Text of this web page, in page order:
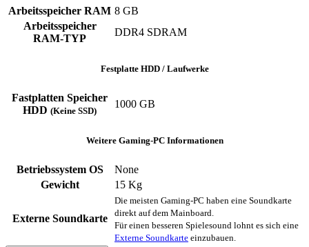
Arbeitsspeicher RAM 8 GB
Arbeitsspeicher
RAM-TYP
DDR4 SDRAM
Festplatte HDD / Laufwerke
Fastplatten Speicher
HDD (Keine SSD)
1000 GB
Weitere Gaming-PC Informationen
Betriebssystem OS
None
Gewicht
15 Kg
Externe Soundkarte
Die meisten Gaming-PC haben eine Soundkarte
direkt auf dem Mainboard.
Für einen besseren Spielesound lohnt es sich eine
Externe Soundkarte einzubauen.